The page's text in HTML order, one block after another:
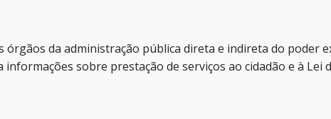
órgãos da administração pública direta e indireta do poder
sobre prestação de serviços ao cidadão e à Lei